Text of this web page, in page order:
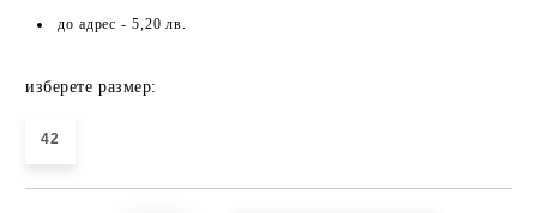
до адрес - 5,20 лв.
изберете размер:
42